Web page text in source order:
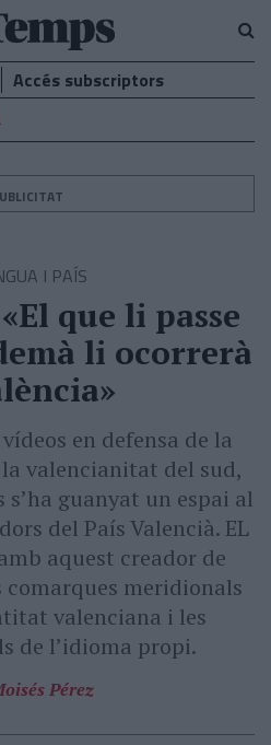
Accés subscriptors
I PAÍS
que li passe
li ocorrerà
en defensa de la
valencianitat del sud,
s’ha guanyat un espai al
del País Valencià. EL
aquest creador de
meridionals
valenciana i les
de l’idioma propi.
Pérez